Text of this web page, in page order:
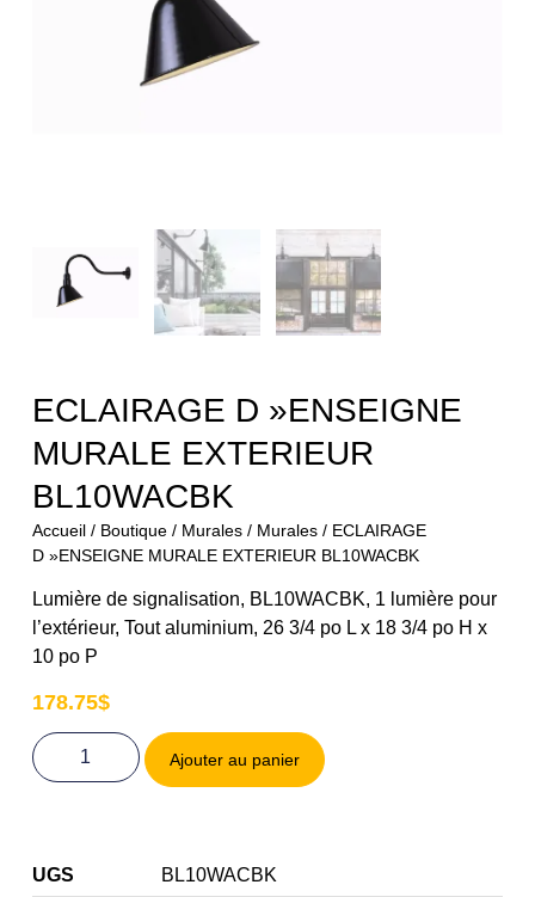
ECLAIRAGE D »ENSEIGNE
MURALE EXTERIEUR
BL10WACBK
Accueil/ Boutique/ Murales/ Murales/ ECLAIRAGE
D »ENSEIGNE MURALE EXTERIEUR BL10WACBK
Lumière de signalisation, BL10WACBK, 1 lumière pour
l’extérieur, Tout aluminium, 26 3/4 po L x 18 3/4 po H x
10 po P
178.75$
Ajouter au panier
UGS
BL10WACBK